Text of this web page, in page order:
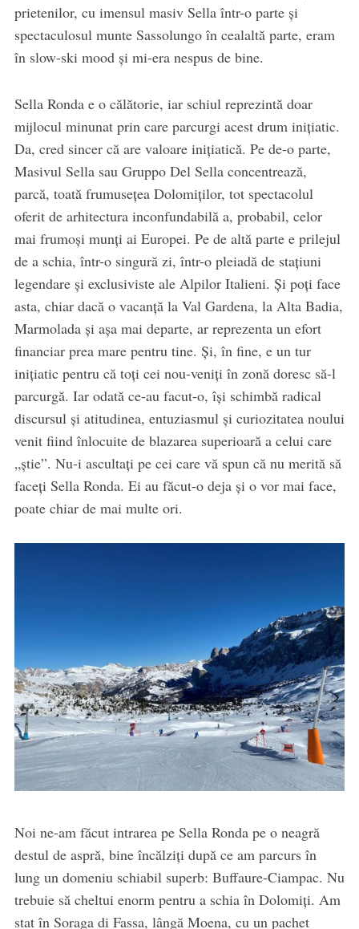
prietenilor, cu imensul masiv Sella într-o parte și
spectaculosul munte Sassolungo în cealaltă parte, eram
în slow-ski mood și mi-era nespus de bine.
Sella Ronda e o călătorie, iar schiul reprezintă doar
mijlocul minunat prin care parcurgi acest drum inițiatic.
Da, cred sincer că are valoare inițiatică. Pe de-o parte,
Masivul Sella sau Gruppo Del Sella concentrează,
parcă, toată frumusețea Dolomiților, tot spectacolul
oferit de arhitectura inconfundabilă a, probabil, celor
mai frumoși munți ai Europei. Pe de altă parte e prilejul
de a schia, într-o singură zi, într-o pleiadă de stațiuni
legendare și exclusiviste ale Alpilor Italieni. Și poți face
asta, chiar dacă o vacanță la Val Gardena, la Alta Badia,
Marmolada și așa mai departe, ar reprezenta un efort
financiar prea mare pentru tine. Și, în fine, e un tur
inițiatic pentru că toți cei nou-veniți în zonă doresc să-l
parcurgă. Iar odată ce-au facut-o, își schimbă radical
discursul și atitudinea, entuziasmul și curiozitatea noului
venit fiind înlocuite de blazarea superioară a celui care
„știe”. Nu-i ascultați pe cei care vă spun că nu merită să
faceți Sella Ronda. Ei au făcut-o deja și o vor mai face,
poate chiar de mai multe ori.
Noi ne-am făcut intrarea pe Sella Ronda pe o neagră
destul de aspră, bine încălziți după ce am parcurs în
lung un domeniu schiabil superb: Buffaure-Ciampac. Nu
trebuie să cheltui enorm pentru a schia în Dolomiți. Am
stat în Soraga di Fassa, lângă Moena, cu un pachet